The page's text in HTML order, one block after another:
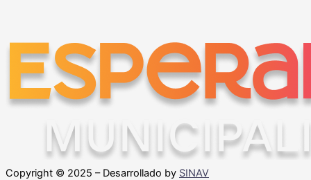
Copyright © 2025 – Desarrollado by SINAV